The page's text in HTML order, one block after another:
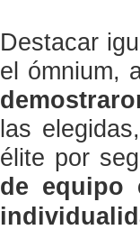
Destacar
el ómnium,
las
élite por
de equipo